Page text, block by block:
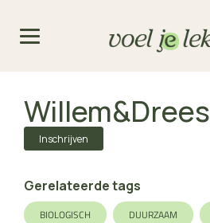
Willem&Drees
Inschrijven
Gerelateerde tags
BIOLOGISCH DUURZAAM